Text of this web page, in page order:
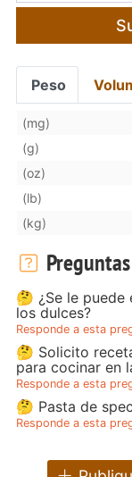
Peso
(mg)
(g)
(oz)
(lb)
(kg)
🤔 ¿Se le puede
los dulces?
Responde a esta
🤔 Solicito
para cocinar en
Responde a esta
🤔 Pasta de
Responde a esta